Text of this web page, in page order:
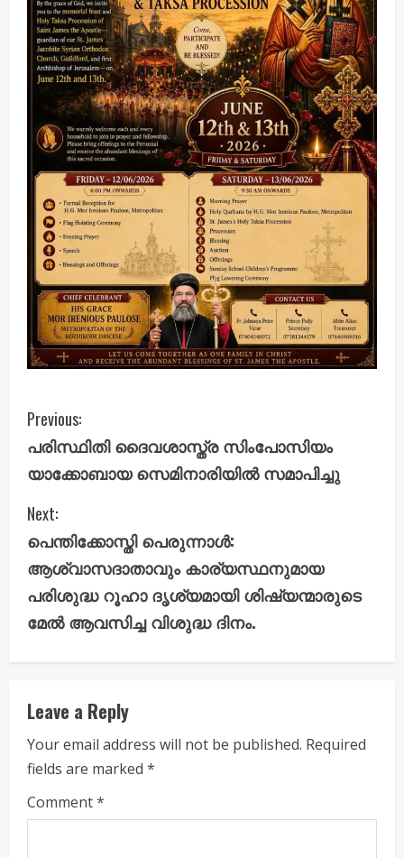
C
o
n
t
i
n
R
e
a
Previous:
പരിസ്ഥിതി ദൈവശാസ്ത്ര സിംപോസിയം
യാക്കോബായ സെമിനാരിയിൽ സമാപിച്ചു
Next:
പെന്തിക്കോസ്തി പെരുന്നാൾ:
ആശ്വാസദാതാവും കാര്യസ്ഥനുമായ
പരിശുദ്ധ റൂഹാ ദൃശ്യമായി ശിഷ്യന്മാരുടെ
മേൽ ആവസിച്ച വിശുദ്ധ ദിനം.
Leave a Reply
Your email address will not be published. Required
fields are marked *
Comment*